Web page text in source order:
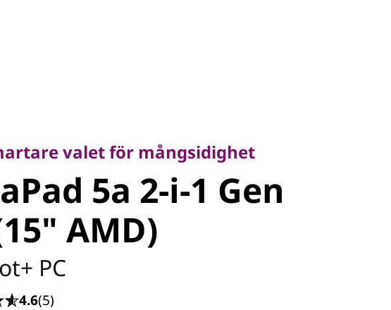
5a 2-i-1 Gen
AMD)
valet för mångsidighet
5a 2-i-1 Gen
AMD)
PC
4.6(5)